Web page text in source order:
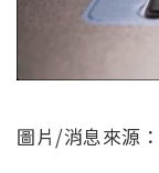
圖片/消息來源：